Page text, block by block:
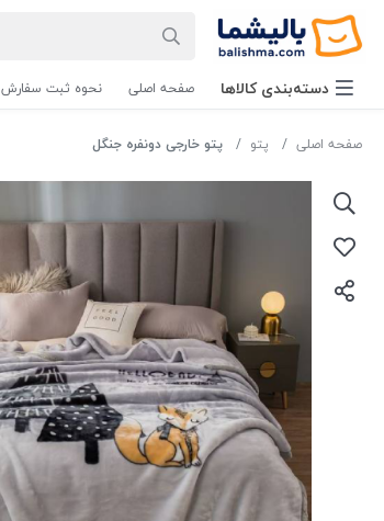
دسته‌بندی‌ کالاها صفحه اصلی نحوه ثبت سفارش
صفحه اصلی پتو پتو خارجی دونفره جنگل